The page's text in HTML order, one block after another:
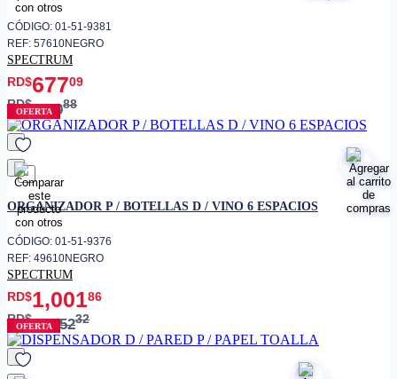
CÓDIGO: 01-51-9381
REF: 57610NEGRO
SPECTRUM
RD$67709
RD$77088
OFERTA
favorito
ORGANIZADOR P / BOTELLAS D / VINO 6 ESPACIOS
CÓDIGO: 01-51-9376
REF: 49610NEGRO
SPECTRUM
RD$1,00186
RD$1,25232
OFERTA